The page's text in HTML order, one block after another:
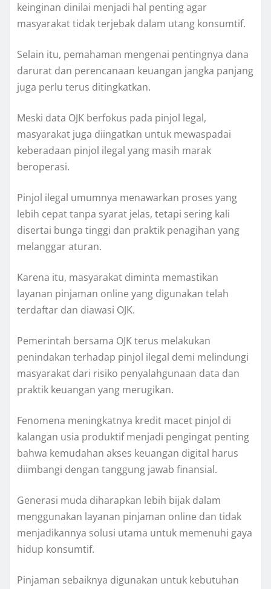
keinginan dinilai menjadi hal penting agar
masyarakat tidak terjebak dalam utang konsumtif.
Selain itu, pemahaman mengenai pentingnya dana
darurat dan perencanaan keuangan jangka panjang
juga perlu terus ditingkatkan.
Meski data OJK berfokus pada pinjol legal,
masyarakat juga diingatkan untuk mewaspadai
keberadaan pinjol ilegal yang masih marak
beroperasi.
Pinjol ilegal umumnya menawarkan proses yang
lebih cepat tanpa syarat jelas, tetapi sering kali
disertai bunga tinggi dan praktik penagihan yang
melanggar aturan.
Karena itu, masyarakat diminta memastikan
layanan pinjaman online yang digunakan telah
terdaftar dan diawasi OJK.
Pemerintah bersama OJK terus melakukan
penindakan terhadap pinjol ilegal demi melindungi
masyarakat dari risiko penyalahgunaan data dan
praktik keuangan yang merugikan.
Fenomena meningkatnya kredit macet pinjol di
kalangan usia produktif menjadi pengingat penting
bahwa kemudahan akses keuangan digital harus
diimbangi dengan tanggung jawab finansial.
Generasi muda diharapkan lebih bijak dalam
menggunakan layanan pinjaman online dan tidak
menjadikannya solusi utama untuk memenuhi gaya
hidup konsumtif.
Pinjaman sebaiknya digunakan untuk kebutuhan